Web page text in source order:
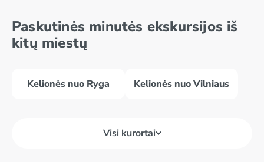
Paskutinės minutės ekskursijos iš
kitų miestų
Kelionės nuo Ryga Kelionės nuo Vilniaus
Visi kurortai